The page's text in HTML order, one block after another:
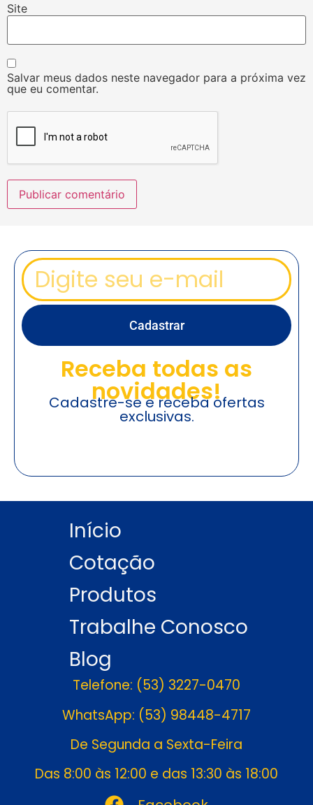
Site
Salvar meus dados neste navegador para a próxima vez
que eu comentar.
Cadastrar
Receba todas as
novidades!
Cadastre-se e receba ofertas
exclusivas.
Início
Cotação
Produtos
Trabalhe Conosco
Blog
Telefone: (53) 3227-0470
WhatsApp: (53) 98448-4717
De Segunda a Sexta-Feira
Das 8:00 às 12:00 e das 13:30 às 18:00